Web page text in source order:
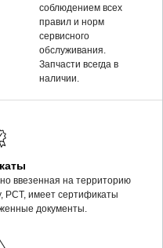
соблюдением всех
правил и норм
сервисного
обслуживания.
Запчасти всегда в
наличии.
ввезенная на территорию
РСТ, имеет сертификаты
документы.